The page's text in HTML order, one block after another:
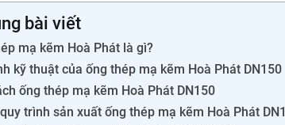
bài viết
mạ kẽm Hoà Phát là gì?
kỹ thuật của ống thép mạ kẽm Hoà Phát DN150
ống thép mạ kẽm Hoà Phát DN150
trình sản xuất ống thép mạ kẽm Hoà Phát